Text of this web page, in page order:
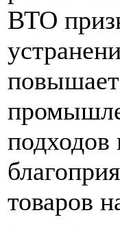
ВТО
подходов
товаров